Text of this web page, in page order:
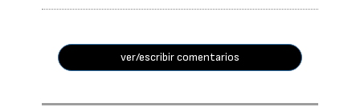
ver/escribir comentarios